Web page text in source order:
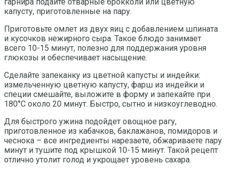
капусту, приготовленные на пару.
Приготовьте омлет из двух яиц с добавлением шпината
и кусочков нежирного сыра. Такое блюдо занимает
всего 10-15 минут, полезно для поддержания уровня
глюкозы и обеспечивает насыщение.
Сделайте запеканку из цветной капусты и индейки:
измельченную цветную капусту, фарш из индейки и
специи смешайте, выложите в форму и запекайте при
180°C около 20 минут. Быстро, сытно и низкоуглеводно.
Для быстрого ужина подойдет овощное рагу,
приготовленное из кабачков, баклажанов, помидоров и
чеснока – все ингредиенты нарезаете, обжариваете пару
минут и тушите под крышкой 10-15 минут. Такой рецепт
отлично утолит голод и укрощает уровень сахара.